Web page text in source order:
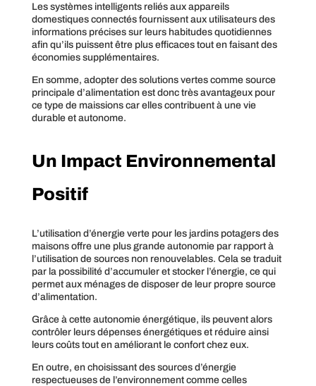
Les systèmes intelligents reliés aux appareils
domestiques connectés fournissent aux utilisateurs des
informations précises sur leurs habitudes quotidiennes
afin qu’ils puissent être plus efficaces tout en faisant des
économies supplémentaires.
En somme, adopter des solutions vertes comme source
principale d’alimentation est donc très avantageux pour
ce type de maissions car elles contribuent à une vie
durable et autonome.
Un Impact Environnemental
Positif
L’utilisation d’énergie verte pour les jardins potagers des
maisons offre une plus grande autonomie par rapport à
l’utilisation de sources non renouvelables. Cela se traduit
par la possibilité d’accumuler et stocker l’énergie, ce qui
permet aux ménages de disposer de leur propre source
d’alimentation.
Grâce à cette autonomie énergétique, ils peuvent alors
contrôler leurs dépenses énergétiques et réduire ainsi
leurs coûts tout en améliorant le confort chez eux.
En outre, en choisissant des sources d’énergie
respectueuses de l’environnement comme celles